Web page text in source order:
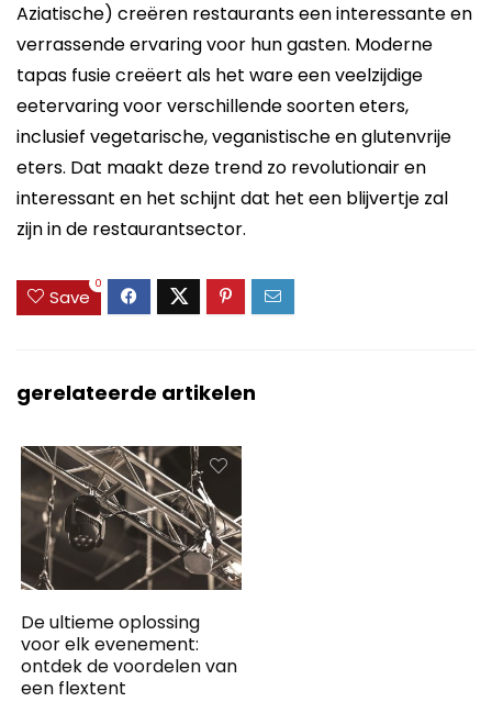
Aziatische) creëren restaurants een interessante en
verrassende ervaring voor hun gasten. Moderne
tapas fusie creëert als het ware een veelzijdige
eetervaring voor verschillende soorten eters,
inclusief vegetarische, veganistische en glutenvrije
eters. Dat maakt deze trend zo revolutionair en
interessant en het schijnt dat het een blijvertje zal
zijn in de restaurantsector.
Save
0
gerelateerde artikelen
De ultieme oplossing
voor elk evenement:
ontdek de voordelen van
een flextent